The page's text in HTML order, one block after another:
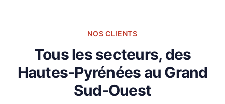
NOS CLIENTS
Tous les secteurs, des
Hautes-Pyrénées au Grand
Sud-Ouest